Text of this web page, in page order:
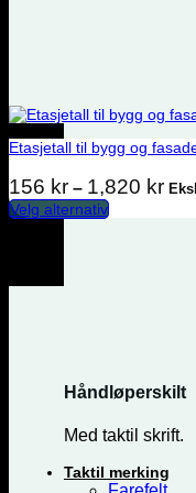
Håndløperskilt
Med taktil skrift.
Taktil merking
Etasjetall til bygg og
156 kr – 1,820 kr
Velg alternativ